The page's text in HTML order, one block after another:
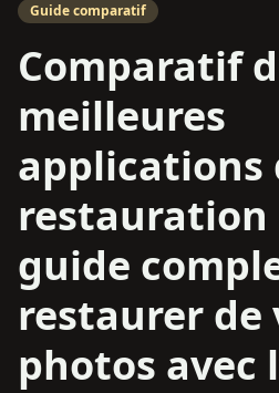
Guide comparatif
Comparatif
meilleures
applications
restauration
guide
restaurer de
photos avec